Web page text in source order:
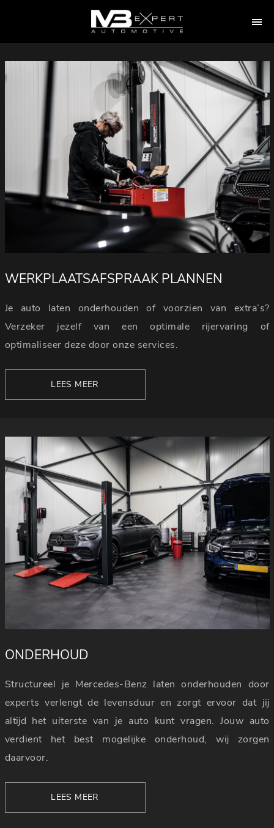
WERKPLAATSAFSPRAAK PLANNEN
Je auto laten onderhouden of voorzien van extra’s?
Verzeker jezelf van een optimale rijervaring of
optimaliseer deze door onze services.
LEES MEER
ONDERHOUD
Structureel je Mercedes-Benz laten onderhouden door
experts verlengt de levensduur en zorgt ervoor dat jij
altijd het uiterste van je auto kunt vragen. Jouw auto
verdient het best mogelijke onderhoud, wij zorgen
daarvoor.
LEES MEER